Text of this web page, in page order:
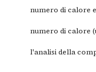
numero di calore
numero di calore
l'analisi della